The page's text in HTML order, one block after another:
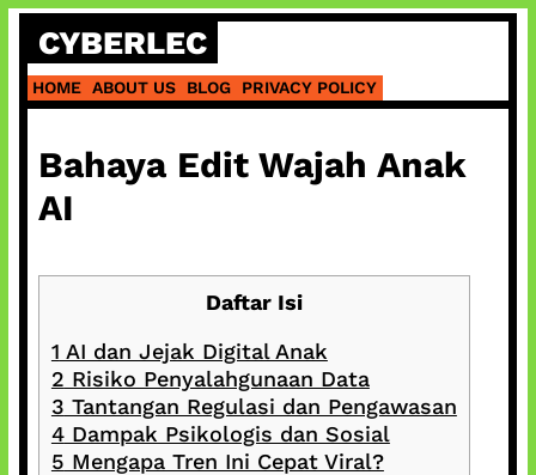
Skip
content
CYBERLEC
HOME ABOUT US BLOG PRIVACY POLICY
Bahaya Edit Wajah Anak
AI
Daftar Isi
1 AI dan Jejak Digital Anak
2 Risiko Penyalahgunaan Data
3 Tantangan Regulasi dan Pengawasan
4Dampak Psikologis dan Sosial
5 Mengapa Tren Ini Cepat Viral?